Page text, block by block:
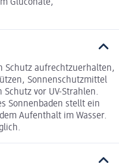
Gluconate,
Schutz aufrechtzuerhalten,
Sonnenschutzmittel
vor UV-Strahlen.
Sonnenbaden stellt ein
Aufenthalt im Wasser.